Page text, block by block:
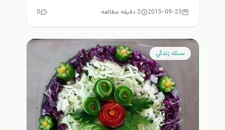
2015-09-23 2 دقیقه مطالعه 0
سبك زندگي